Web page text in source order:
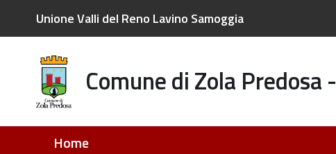
Unione Valli del Reno Lavino Samoggia
Comune di Zola
Home